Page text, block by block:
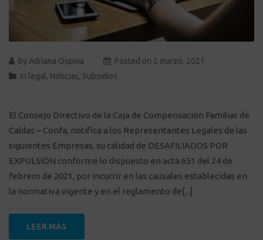
by Adriana Ospina Posted on 2 marzo, 2021
in legal , Noticias, Subsidios
El Consejo Directivo de la Caja de Compensación Familiar de
Caldas – Confa, notifica a los Representantes Legales de las
siguientes Empresas, su calidad de DESAFILIADOS POR
EXPULSIÓN conforme lo dispuesto en acta 651 del 24 de
febrero de 2021, por incurrir en las causales establecidas en
la normativa vigente y en el reglamento de[...]
LEER MÁS